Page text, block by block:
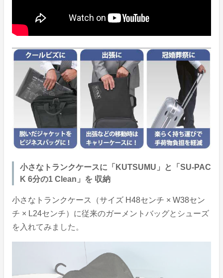
小さなトランクケースに「KUTSUMU」と「SU-PAC
K 6分の1 Clean」を 収納
小さなトランクケース（サイズ H48センチ × W38セン
チ × L24センチ）に従来のガーメントバッグとシューズ
を入れてみました。